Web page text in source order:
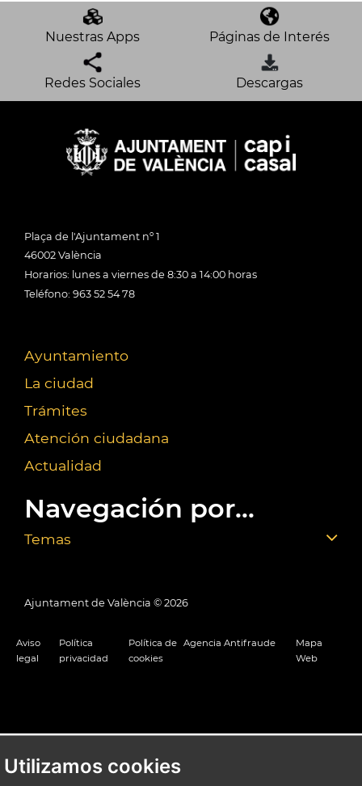
Utilizamos cookies
Nuestras Apps Páginas de Interés
Redes Sociales Descargas
Plaça de l'Ajuntament nº 1
46002 València
Horarios: lunes a viernes de 8:30 a 14:00 horas
Teléfono: 963 52 54 78
Ayuntamiento
La ciudad
Trámites
Atención ciudadana
Actualidad
Navegación por...
Temas
Ajuntament de València © 2026
Aviso
legal
Política
privacidad
Política de
cookies
Agencia Antifraude
Mapa
Web